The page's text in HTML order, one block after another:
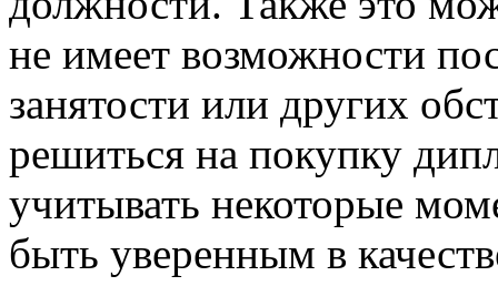
не имеет возможности
занятости или других
решиться на покупку
учитывать некоторые
быть уверенным в